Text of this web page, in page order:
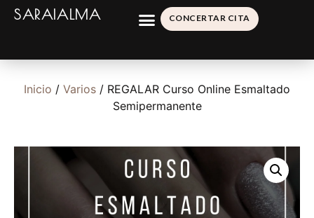
SARAIALMA CONCERTAR CITA
Inicio / Varios / REGALAR Curso Online Esmaltado
Semipermanente